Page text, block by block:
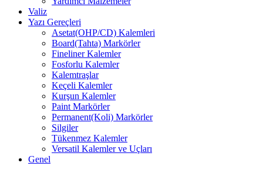
Valiz
Yazı Gereçleri
Asetat(OHP/CD) Kalemleri
Board(Tahta) Markörler
Fineliner Kalemler
Fosforlu Kalemler
Kalemtraşlar
Keçeli Kalemler
Kurşun Kalemler
Paint Markörler
Permanent(Koli) Markörler
Silgiler
Tükenmez Kalemler
Versatil Kalemler ve Uçları
Genel